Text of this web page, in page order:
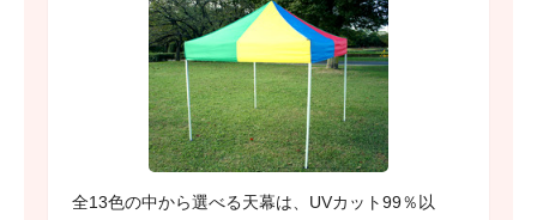
全13色の中から選べる天幕は、UVカット99％以